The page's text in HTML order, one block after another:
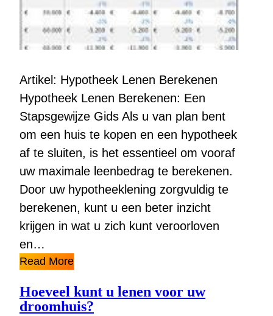
Artikel: Hypotheek Lenen Berekenen
Hypotheek Lenen Berekenen: Een
Stapsgewijze Gids Als u van plan bent
om een huis te kopen en een hypotheek
af te sluiten, is het essentieel om vooraf
uw maximale leenbedrag te berekenen.
Door uw hypotheeklening zorgvuldig te
berekenen, kunt u een beter inzicht
krijgen in wat u zich kunt veroorloven
en…
Read More
Hoeveel kunt u lenen voor uw
droomhuis?